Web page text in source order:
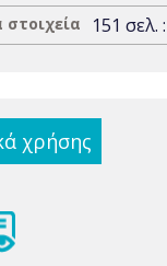
στοιχεία 151 σελ.
χρήσης